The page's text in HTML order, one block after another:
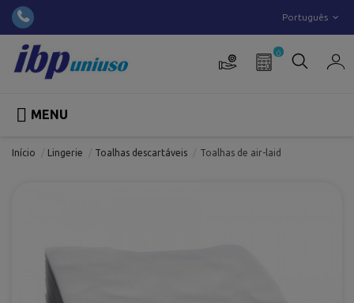
Português
0
 MENU
Início Lingerie Toalhas descartáveis Toalhas de air-laid